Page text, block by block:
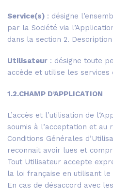
Service(s) : désigne
par la Société via
dans la section 2.
Utilisateur : désigne toute
accède et utilise les services
1.2.CHAMP D’APPLICATION
L’accès et l’utilisation de
soumis à l’acceptation et au
Conditions Générales
reconnait avoir lues et
Tout Utilisateur accepte
la loi française en utilisant le
En cas de désaccord avec